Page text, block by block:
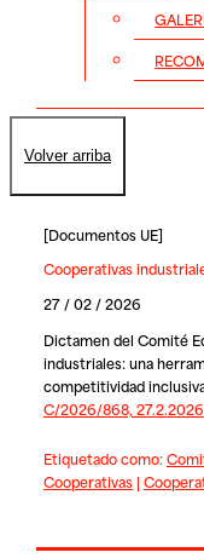
Volver arriba
[Documentos UE]
Cooperativas
27 / 02 / 2026
Dictamen del Comité
industriales: una
competitividad
C/2026/868, 27.2.2026
Etiquetado como:
Cooperativas|